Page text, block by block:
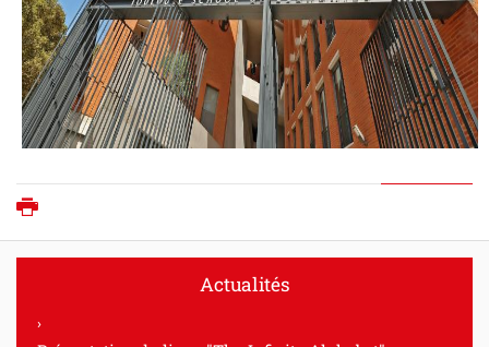
Actualités